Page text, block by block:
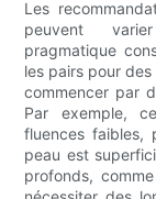
Les
peuvent
pragmatique
les pairs pour
commencer par
Par exemple,
fluences faibles,
peau est
profonds,